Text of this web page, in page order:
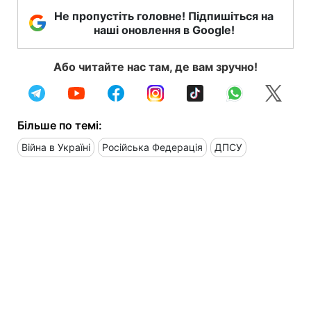
Не пропустіть головне! Підпишіться на
наші оновлення в Google!
Або читайте нас там, де вам зручно!
Більше по темі:
Війна в Україні Російська Федерація ДПСУ